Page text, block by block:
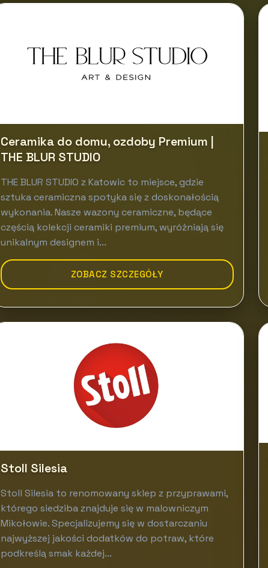
Ceramika do domu, ozdoby Premium |
THE BLUR STUDIO
THE BLUR STUDIO z Katowic to miejsce, gdzie
sztuka ceramiczna spotyka się z doskonałością
wykonania. Nasze wazony ceramiczne, będące
częścią kolekcji ceramiki premium, wyróżniają się
unikalnym designem i...
ZOBACZ SZCZEGÓŁY
Stoll Silesia
Stoll Silesia to renomowany sklep z przyprawami,
którego siedziba znajduje się w malowniczym
Mikołowie. Specjalizujemy się w dostarczaniu
najwyższej jakości dodatków do potraw, które
podkreślą smak każdej...